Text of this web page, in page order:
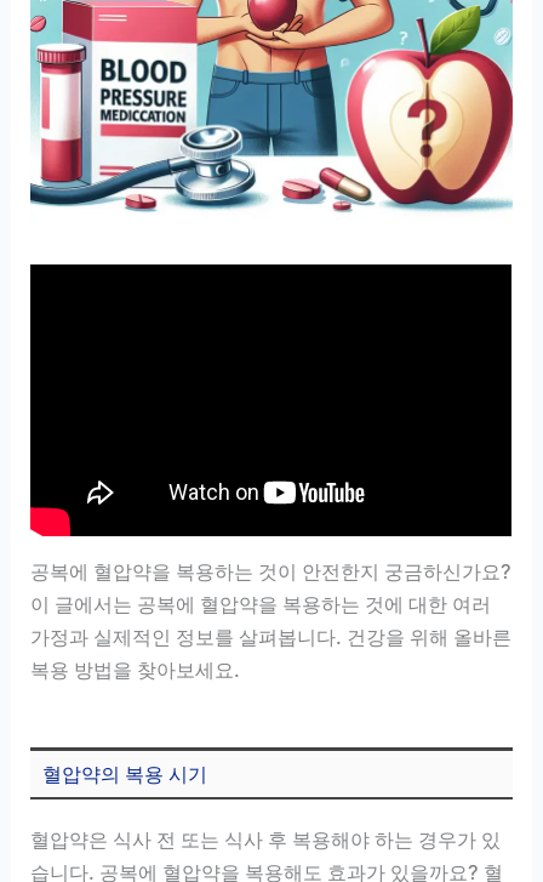
공복에 혈압약을 복용하는 것이 안전한지 궁금하신가요?
이 글에서는 공복에 혈압약을 복용하는 것에 대한 여러
가정과 실제적인 정보를 살펴봅니다. 건강을 위해 올바른
복용 방법을 찾아보세요.
혈압약의 복용 시기
혈압약은 식사 전 또는 식사 후 복용해야 하는 경우가 있
습니다. 공복에 혈압약을 복용해도 효과가 있을까요? 혈